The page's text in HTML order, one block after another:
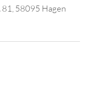
81, 58095 Hagen